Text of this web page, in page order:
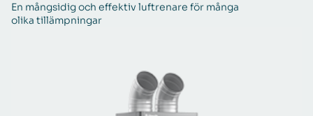
En mångsidig och effektiv luftrenare för många
olika tillämpningar